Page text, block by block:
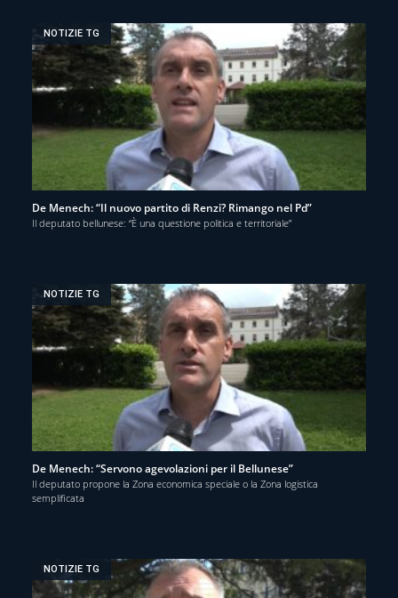
NOTIZIE TG
De Menech: “Il nuovo partito di Renzi? Rimango nel Pd”
Il deputato bellunese: “È una questione politica e territoriale”
NOTIZIE TG
De Menech: “Servono agevolazioni per il Bellunese”
Il deputato propone la Zona economica speciale o la Zona logistica
semplificata
NOTIZIE TG